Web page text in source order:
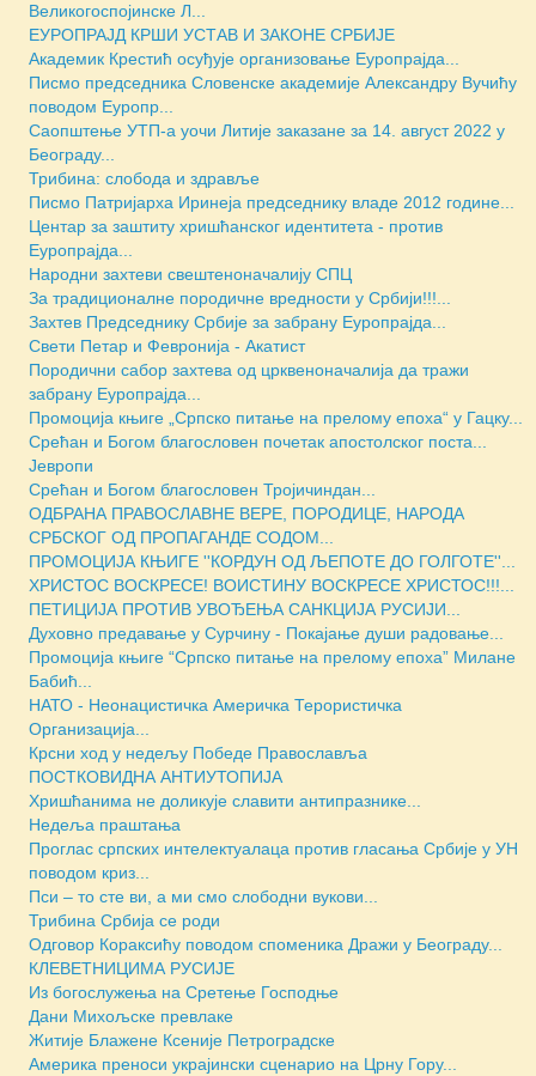
Великогоспојинске Л...
ЕУРОПРАЈД КРШИ УСТАВ И ЗАКОНЕ СРБИЈЕ
Академик Крестић осуђује организовање Еуропрајда...
Писмо председника Словенске академије Александру Вучићу
поводом Еуропр...
Саопштење УТП-а уочи Литије заказане за 14. август 2022 у
Београду...
Трибина: слобода и здравље
Писмо Патријарха Иринеја председнику владе 2012 године...
Центар за заштиту хришћанског идентитета - против
Еуропрајда...
Народни захтеви свештеноначалију СПЦ
За традиционалне породичне вредности у Србији!!!...
Захтев Председнику Србије за забрану Еуропрајда...
Свети Петар и Февронија - Акатист
Породични сабор захтева од црквеноначалија да тражи
забрану Еуропрајда...
Промоција књиге „Српско питање на прелому епоха“ у Гацку...
Срећан и Богом благословен почетак апостолског поста...
Јевропи
Срећан и Богом благословен Тројичиндан...
ОДБРАНА ПРАВОСЛАВНЕ ВЕРЕ, ПОРОДИЦЕ, НАРОДА
СРБСКОГ ОД ПРОПАГАНДЕ СОДОМ...
ПРОМОЦИЈА КЊИГЕ ''КОРДУН ОД ЉЕПОТЕ ДО ГОЛГОТЕ''...
ХРИСТОС ВОСКРЕСЕ! ВОИСТИНУ ВОСКРЕСЕ ХРИСТОС!!!...
ПЕТИЦИЈА ПРОТИВ УВОЂЕЊА САНКЦИЈА РУСИЈИ...
Духовно предавање у Сурчину - Покајање души радовање...
Промоција књиге “Српско питање на прелому епоха” Милане
Бабић...
НАТО - Неонацистичка Америчка Терористичка
Организација...
Крсни ход у недељу Победе Православља
ПОСТКОВИДНА АНТИУТОПИЈА
Хришћанима не доликује славити антипразнике...
Недеља праштања
Проглас српских интелектуалаца против гласања Србије у УН
поводом криз...
Пси – то сте ви, а ми смо слободни вукови...
Трибина Србија се роди
Одговор Кораксићу поводом споменика Дражи у Београду...
КЛЕВЕТНИЦИМА РУСИЈЕ
Из богослужења на Сретење Господње
Дани Михољске превлаке
Житије Блажене Ксеније Петроградске
Америка преноси украјински сценарио на Црну Гору...